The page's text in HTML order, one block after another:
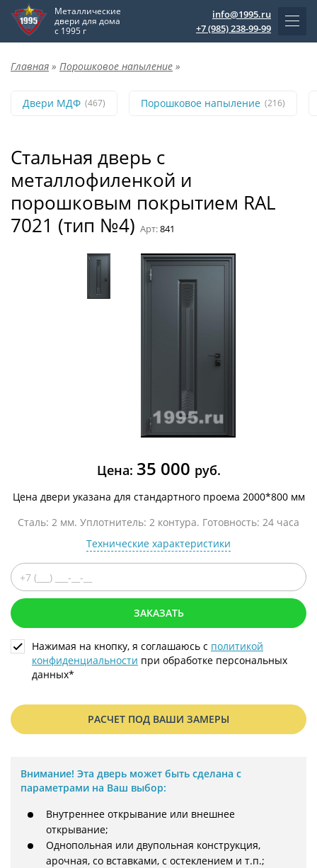
Металлические
двери для дома
с 1995 г
info@1995.ru
+7 (985) 238-99-99
Главная » Порошковое напыление »
Двери МДФ (467) Порошковое напыление (216)
Стальная дверь с
металлофиленкой и
порошковым покрытием RAL
7021 (тип №4) Арт:841
Цена: 35 000 руб.
Цена двери указана для стандартного проема 2000*800 мм
Сталь: 2 мм. Уплотнитель: 2 контура. Готовность: 24 часа
Технические характеристики
ЗАКАЗАТЬ
Нажимая на кнопку, я соглашаюсь с политикой
конфиденциальности при обработке персональных
данных*
РАСЧЕТ ПОД ВАШИ ЗАМЕРЫ
Внимание! Эта дверь может быть сделана с
параметрами на Ваш выбор:
Внутреннее открывание или внешнее
открывание;
Однопольная или двупольная конструкция,
арочная, со вставками, с остеклением и т.п.;